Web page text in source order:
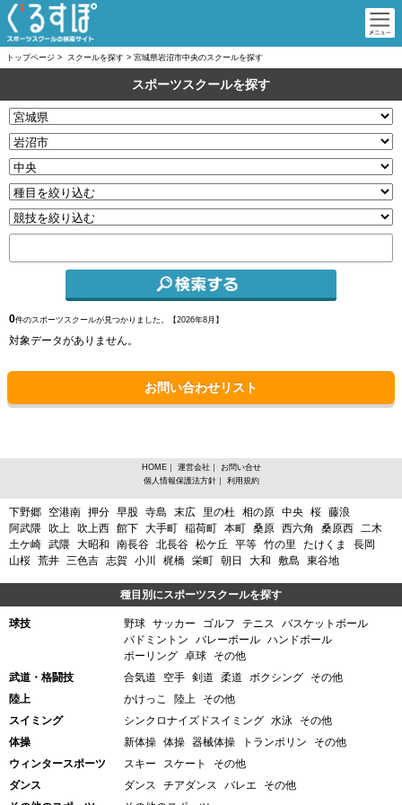
トップページ > スクールを探す > 宮城県岩沼市中央のスクールを探す
スポーツスクールを探す
0件のスポーツスクールが見つかりました。【2026年8月】
対象データがありません。
お問い合わせリスト
宮城県岩沼市中央からスポーツスクールを探す
下野郷 空港南 押分 早股 寺島 末広 里の杜 相の原 中央 桜 藤浪
阿武隈
吹上 吹上西 館下 大手町 稲荷町 本町 桑原 西六角 桑原西 二木
土ケ崎 武隈 大昭和 南長谷 北長谷 松ケ丘 平等 竹の里 たけくま
長岡
山桜 荒井 三色吉 志賀 小川 梶橋 栄町 朝日 大和 敷島 東谷地
種目別にスポーツスクールを探す
球技 野球 サッカー ゴルフ テニス
バスケットボール
バドミントン
バレーボール ハンドボール
ボーリング 卓球
その他
武道・格闘技
合気道 空手 剣道 柔道 ボクシング
その他
陸上
かけっこ 陸上
その他
スイミング
シンクロナイズドスイミング 水泳
その他
体操
新体操 体操 器械体操 トランポリン
その他
ウィンタースポーツ
スキー スケート
その他
ダンス
ダンス チアダンス バレエ
その他
HOME｜ 運営会社 ｜
お問い合せ
個人情報保護法方針｜ 利用規約